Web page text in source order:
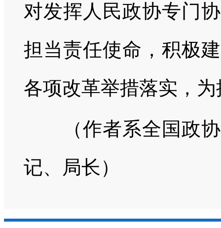
对发挥人民政协专门
担当责任使命，积极
各项改革举措落实，
（作者系全国政协
记、局长）